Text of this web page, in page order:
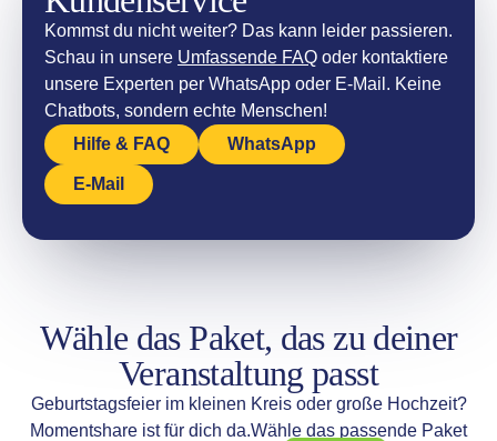
Kommst du nicht weiter? Das kann leider passieren.
Schau in unsere Umfassende FAQ oder kontaktiere
unsere Experten per WhatsApp oder E-Mail. Keine
Chatbots, sondern echte Menschen!
Hilfe & FAQ
WhatsApp
E-Mail
Wähle das Paket, das zu deiner
Veranstaltung passt
Geburtstagsfeier im kleinen Kreis oder große Hochzeit?
Momentshare ist für dich da.Wähle das passende Paket